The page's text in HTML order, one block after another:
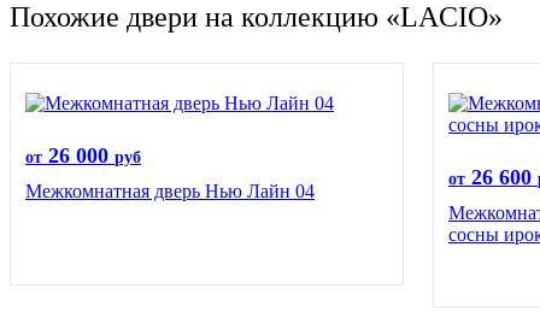
Похожие двери на коллекцию «LACIO»
от 26 000 руб
Межкомнатная дверь Нью Лайн 04
от 26 600
сосны